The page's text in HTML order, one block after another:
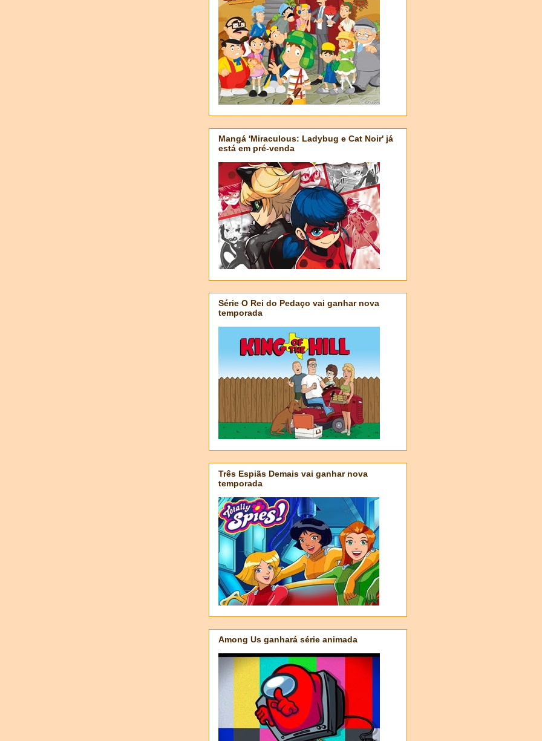
Mangá 'Miraculous: Ladybug e Cat Noir' já
está em pré-venda
Série O Rei do Pedaço vai ganhar nova
temporada
Três Espiãs Demais vai ganhar nova
temporada
Among Us ganhará série animada